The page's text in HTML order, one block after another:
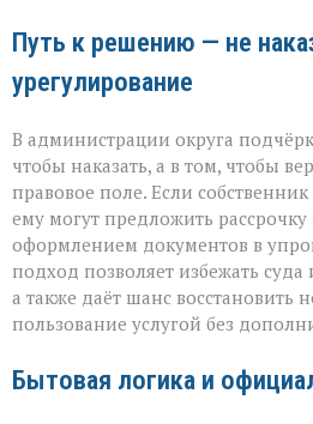
Путь к решению — не
урегулирование
В администрации округа
чтобы наказать, а в том, чтобы
правовое поле. Если
ему могут предложить
оформлением документов в
подход позволяет избежать
а также даёт шанс восстановить
пользование услугой без
Бытовая логика и